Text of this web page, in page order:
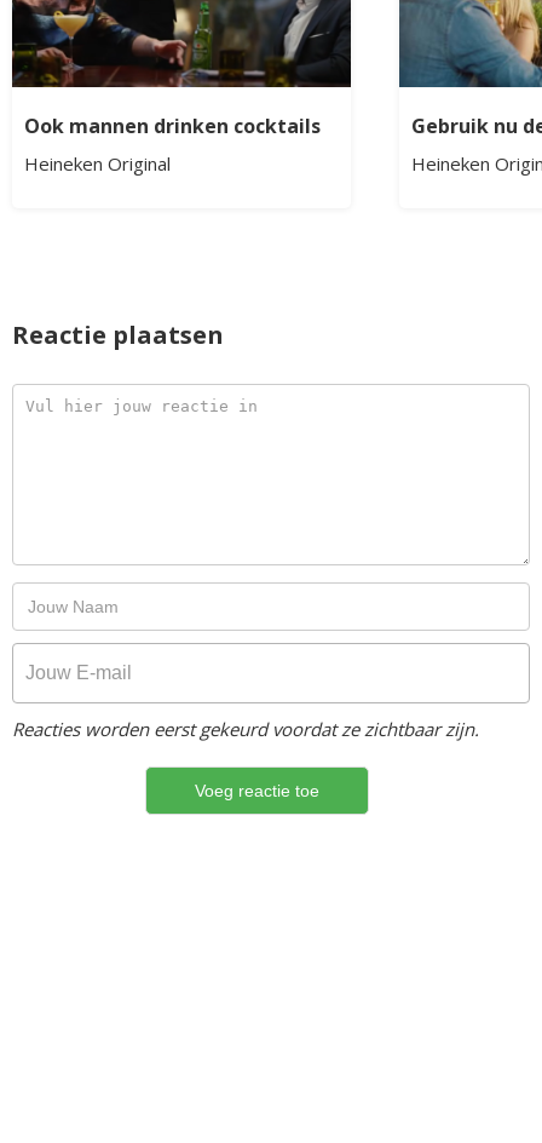
Ook mannen drinken cocktails
Heineken Original
Gebruik nu
Heineken
Reactie plaatsen
Reacties worden eerst gekeurd voordat ze zichtbaar zijn.